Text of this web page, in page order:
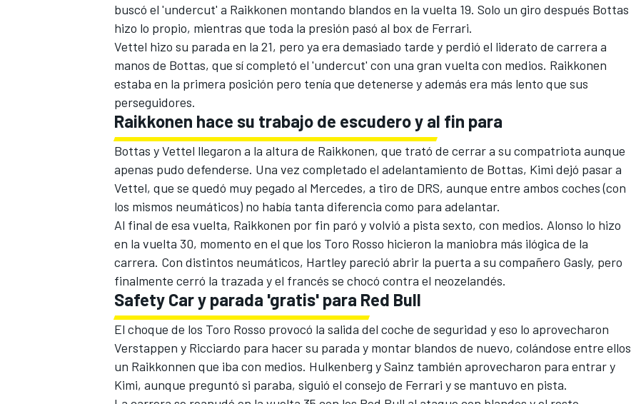
buscó el 'undercut' a Raikkonen montando blandos en la vuelta 19. Solo un giro después Bottas
hizo lo propio, mientras que toda la presión pasó al box de Ferrari.
Vettel hizo su parada en la 21, pero ya era demasiado tarde y perdió el liderato de carrera a
manos de Bottas, que sí completó el 'undercut' con una gran vuelta con medios. Raikkonen
estaba en la primera posición pero tenía que detenerse y además era más lento que sus
perseguidores.
Raikkonen hace su trabajo de escudero y al fin para
Bottas y Vettel llegaron a la altura de Raikkonen, que trató de cerrar a su compatriota aunque
apenas pudo defenderse. Una vez completado el adelantamiento de Bottas, Kimi dejó pasar a
Vettel, que se quedó muy pegado al Mercedes, a tiro de DRS, aunque entre ambos coches (con
los mismos neumáticos) no había tanta diferencia como para adelantar.
Al final de esa vuelta, Raikkonen por fin paró y volvió a pista sexto, con medios. Alonso lo hizo
en la vuelta 30, momento en el que los Toro Rosso hicieron la maniobra más ilógica de la
carrera. Con distintos neumáticos, Hartley pareció abrir la puerta a su compañero Gasly, pero
finalmente cerró la trazada y el francés se chocó contra el neozelandés.
Safety Car y parada 'gratis' para Red Bull
El choque de los Toro Rosso provocó la salida del coche de seguridad y eso lo aprovecharon
Verstappen y Ricciardo para hacer su parada y montar blandos de nuevo, colándose entre ellos
un Raikkonnen que iba con medios. Hulkenberg y Sainz también aprovecharon para entrar y
Kimi, aunque preguntó si paraba, siguió el consejo de Ferrari y se mantuvo en pista.